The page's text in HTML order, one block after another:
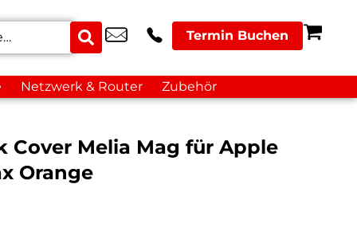
Termin Buchen
Netzwerk & Router Zubehör
Cover Melia Mag für Apple
Orange